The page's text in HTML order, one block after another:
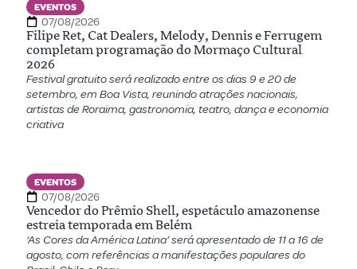
EVENTOS
07/08/2026
Filipe Ret, Cat Dealers, Melody, Dennis e Ferrugem
completam programação do Mormaço Cultural
2026
Festival gratuito será realizado entre os dias 9 e 20 de
setembro, em Boa Vista, reunindo atrações nacionais,
artistas de Roraima, gastronomia, teatro, dança e economia
criativa
EVENTOS
07/08/2026
Vencedor do Prêmio Shell, espetáculo amazonense
estreia temporada em Belém
‘As Cores da América Latina’ será apresentado de 11 a 16 de
agosto, com referências a manifestações populares do